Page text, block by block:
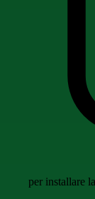
per installare